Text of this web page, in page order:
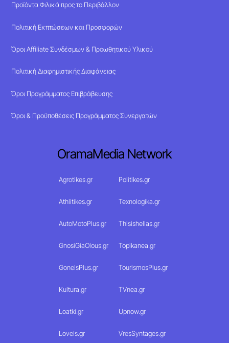
Προϊόντα Φιλικά προς το Περιβάλλον
Πολιτική Εκπτώσεων και Προσφορών
Όροι Affiliate Συνδέσμων & Προωθητικού Υλικού
Πολιτική Διαφημιστικής Διαφάνειας
Όροι Προγράμματος Επιβράβευσης
Όροι & Προϋποθέσεις Προγράμματος Συνεργατών
OramaMedia Network
Agrotikes.gr Politikes.gr
Athlitikes.gr Texnologika.gr
AutoMotoPlus.gr Thisishellas.gr
GnosiGiaOlous.gr Topikanea.gr
GoneisPlus.gr TourismosPlus.gr
Kultura.gr TVnea.gr
Loatki.gr Upnow.gr
Loveis.gr VresSyntages.gr